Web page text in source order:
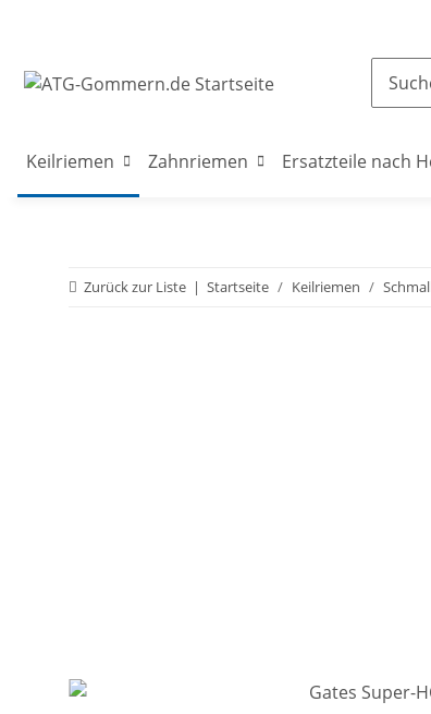
Keilriemen Zahnriemen Ersatzteile nach
Zurück zur Liste Startseite Keilriemen